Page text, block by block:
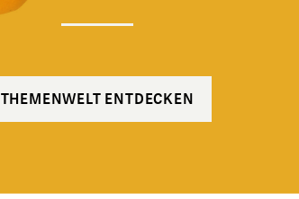
THEMENWELT ENTDECKEN